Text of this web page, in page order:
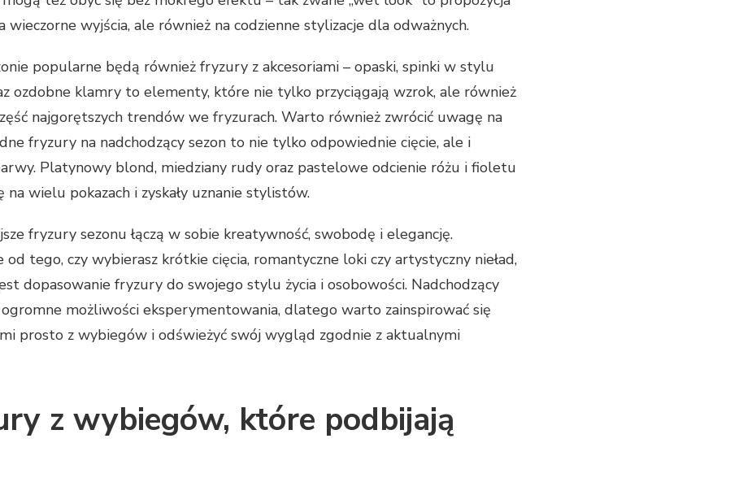
wieczorne wyjścia, ale również na codzienne stylizacje dla odważnych.
popularne będą również fryzury z akcesoriami – opaski, spinki w stylu
ozdobne klamry to elementy, które nie tylko przyciągają wzrok, ale również
najgorętszych trendów we fryzurach. Warto również zwrócić uwagę na
fryzury na nadchodzący sezon to nie tylko odpowiednie cięcie, ale i
Platynowy blond, miedziany rudy oraz pastelowe odcienie różu i fioletu
na wielu pokazach i zyskały uznanie stylistów.
fryzury sezonu łączą w sobie kreatywność, swobodę i elegancję.
od tego, czy wybierasz krótkie cięcia, romantyczne loki czy artystyczny nieład,
dopasowanie fryzury do swojego stylu życia i osobowości. Nadchodzący
ogromne możliwości eksperymentowania, dlatego warto zainspirować się
prosto z wybiegów i odświeżyć swój wygląd zgodnie z aktualnymi
z wybiegów, które podbijają